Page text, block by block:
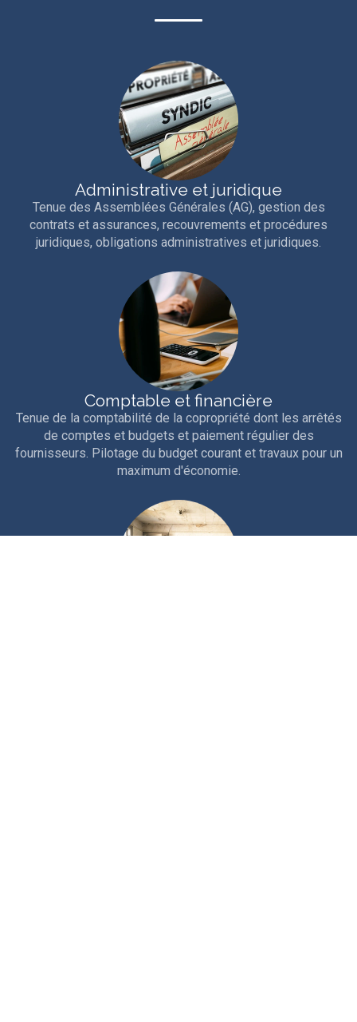
Administrative et juridique
Tenue des Assemblées Générales (AG), gestion des
contrats et assurances, recouvrements et procédures
juridiques, obligations administratives et juridiques.
Comptable et financière
Tenue de la comptabilité de la copropriété dont les arrêtés
de comptes et budgets et paiement régulier des
fournisseurs. Pilotage du budget courant et travaux pour un
maximum d'économie.